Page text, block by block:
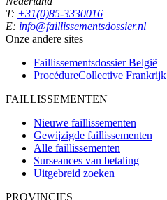
T: +31(0)85-3330016
E: info@faillissementsdossier.nl
Onze andere sites
Faillissementsdossier België
ProcédureCollective Frankrijk
FAILLISSEMENTEN
Nieuwe faillissementen
Gewijzigde faillissementen
Alle faillissementen
Surseances van betaling
Uitgebreid zoeken
PROVINCIES